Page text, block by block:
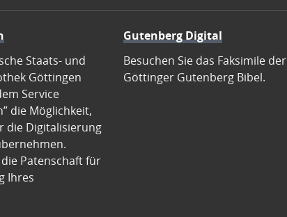
Staats- und
Göttingen
Service
die Möglichkeit,
die Digitalisierung
Patenschaft für
Ihres
Gutenberg Digital
Besuchen Sie das Faksimile der
Göttinger Gutenberg Bibel.